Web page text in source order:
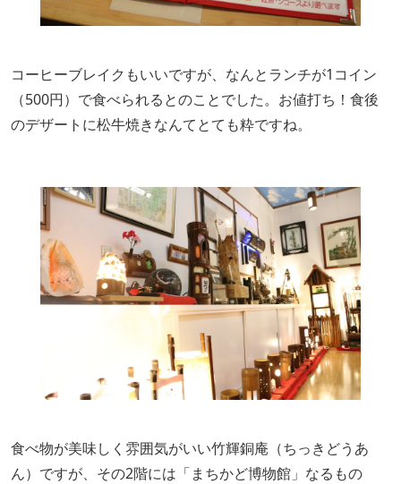
コーヒーブレイクもいいですが、なんとランチが1コイン
（500円）で食べられるとのことでした。お値打ち！食後
のデザートに松牛焼きなんてとても粋ですね。
食べ物が美味しく雰囲気がいい竹輝銅庵（ちっきどうあ
ん）ですが、その2階には「まちかど博物館」なるもの